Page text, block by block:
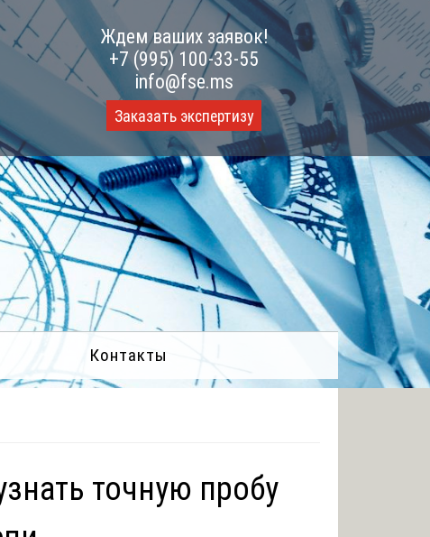
Ждем ваших заявок!
+7 (995) 100-33-55
info@fse.ms
Заказать экспертизу
Контакты
точную пробу